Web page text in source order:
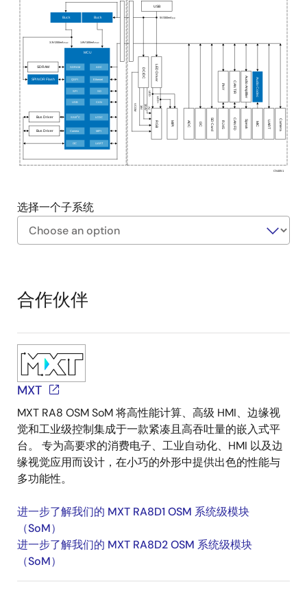
CN405-1
3.3V/200mAmax 1.8V/100mAmax
5V/300mA typ
VCOM 16V 10.4V -7V
LED-
LED+
DC/DC LED Driver
Buck Buck
SDRAM
SPI NOR Flash
Bus Driver
Bus Driver
USB
PHY CAN T/R Audio Amplifier Audio Codec
CAN FD Speak MIC UART
ADC I3C SD Card RJ45 Camera
MIPI
RGB
MCU
SDRAM ADC
QSPI Ethernet
SPI SD
USB CAN
SSI/I2C LCDC
Camera MIPI
I3C UART
选择一个子系统
Diagram
合作伙伴
MXT
MXT RA8 OSM SoM 将高性能计算、高级 HMI、边缘视
觉和工业级控制集成于一款紧凑且高吞吐量的嵌入式平
台。 专为高要求的消费电子、工业自动化、HMI 以及边
缘视觉应用而设计，在小巧的外形中提供出色的性能与
多功能性。
进一步了解我们的 MXT RA8D1 OSM 系统级模块
（SoM）
进一步了解我们的 MXT RA8D2 OSM 系统级模块
（SoM）